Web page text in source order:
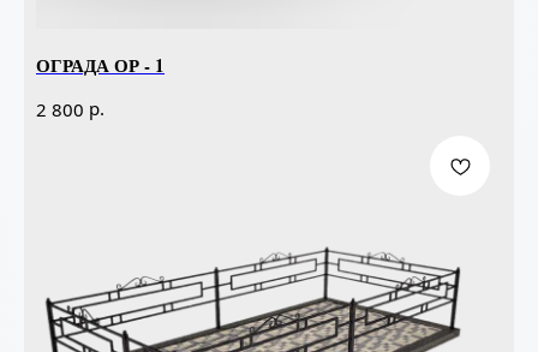
ОГРАДА ОР - 1
2 800 р.